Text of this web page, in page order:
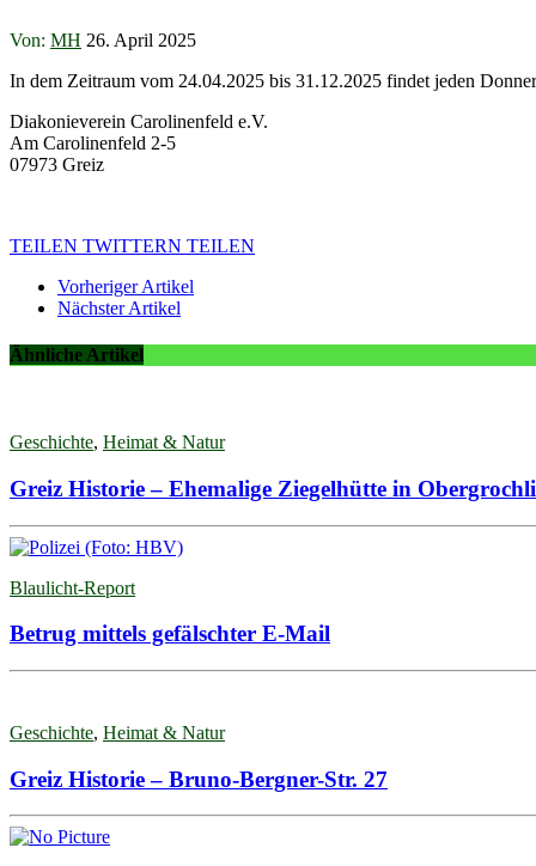
Von: MH 26. April 2025
In dem Zeitraum vom 24.04.2025 bis 31.12.2025 findet jeden
Diakonieverein Carolinenfeld e.V.
Am Carolinenfeld 2-5
07973 Greiz
TEILEN TWITTERN TEILEN
Vorheriger Artikel
Nächster Artikel
Ähnliche Artikel
Geschichte, Heimat & Natur
Greiz Historie – Ehemalige Ziegelhütte in
Blaulicht-Report
Betrug mittels gefälschter E-Mail
Geschichte, Heimat & Natur
Greiz Historie – Bruno-Bergner-Str. 27